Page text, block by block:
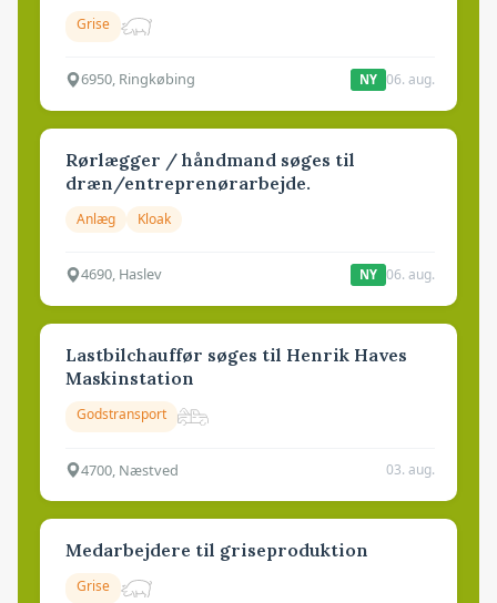
Grise
6950, Ringkøbing NY 06. aug.
Rørlægger / håndmand søges til
dræn/entreprenørarbejde.
Anlæg Kloak
4690, Haslev NY 06. aug.
Lastbilchauffør søges til Henrik Haves
Maskinstation
Godstransport
4700, Næstved 03. aug.
Medarbejdere til griseproduktion
Grise